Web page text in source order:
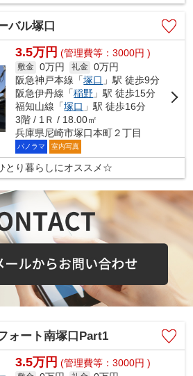
バル塚口
3.5万円 (管理費等：3000円 )
敷金 0万円 礼金 0万円
阪急神戸本線「塚口 」駅 徒歩9分
阪急伊丹線「稲野 」駅 徒歩15分
福知山線「塚口 」駅 徒歩16分
3階 / 1Ｒ / 18.00㎡
兵庫県尼崎市塚口本町２丁目
パノラマ 室内写真
とり暮らしにオススメ☆
ォート南塚口Part1
3.5万円 (管理費等：3000円 )